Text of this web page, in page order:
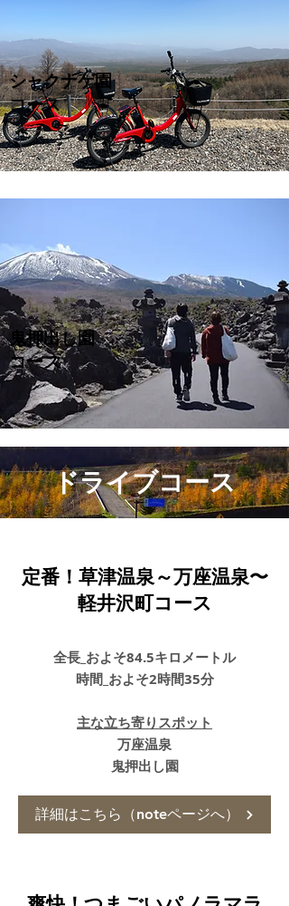
シャクナゲ園
コース
鬼押出し園
コース
​ドライブコース
定番！ 草津温泉～万座温泉〜
軽井沢町コース
全長_およそ84.5キロメートル
時間_およそ2時間35分
主な立ち寄りスポット
万座温泉
鬼押出し園
詳細はこちら（noteページへ）